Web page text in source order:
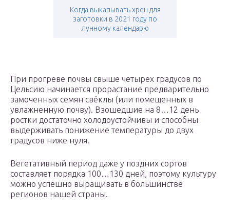
Когда выкапывать хрен для
заготовки в 2021 году по
лунному календарю
При прогреве почвы свыше четырех градусов по
Цельсию начинается прорастание предварительно
замоченных семян свёклы (или помещенных в
увлажненную почву). Взошедшие на 8…12 день
ростки достаточно холодоустойчивы и способны
выдерживать понижение температуры до двух
градусов ниже нуля.
Вегетативный период даже у поздних сортов
составляет порядка 100…130 дней, поэтому культуру
можно успешно выращивать в большинстве
регионов нашей страны.